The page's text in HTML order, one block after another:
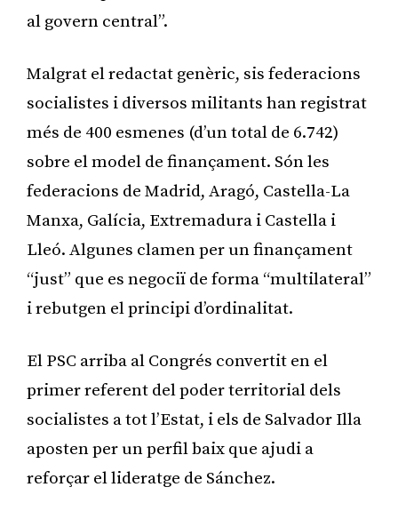
al govern central”.
Malgrat el redactat genèric, sis federacions
socialistes i diversos militants han registrat
més de 400 esmenes (d’un total de 6.742)
sobre el model de finançament. Són les
federacions de Madrid, Aragó, Castella-La
Manxa, Galícia, Extremadura i Castella i
Lleó. Algunes clamen per un finançament
“just” que es negociï de forma “multilateral”
i rebutgen el principi d’ordinalitat.
El PSC arriba al Congrés convertit en el
primer referent del poder territorial dels
socialistes a tot l’Estat, i els de Salvador Illa
aposten per un perfil baix que ajudi a
reforçar el lideratge de Sánchez.